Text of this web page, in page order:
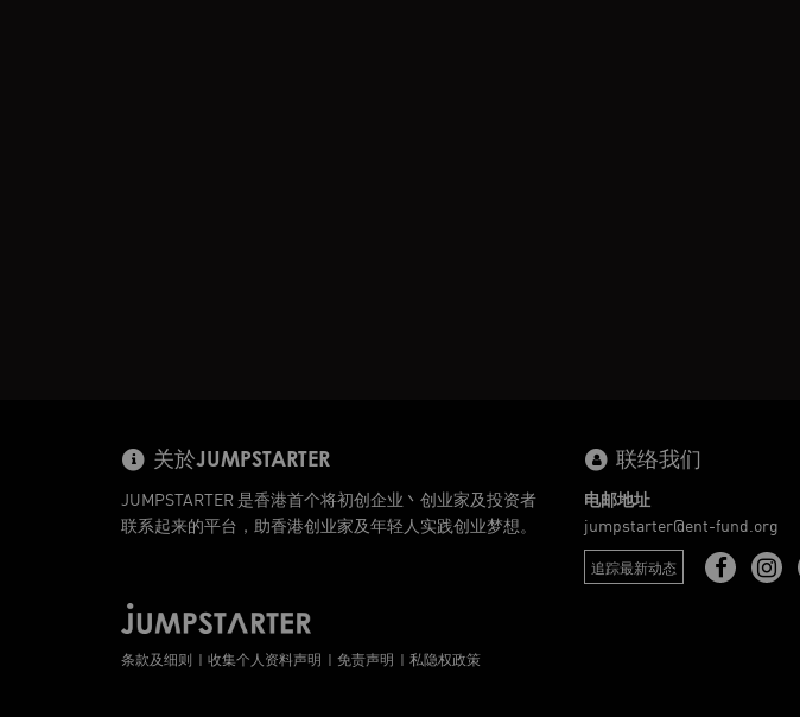
关於JUMPSTARTER
JUMPSTARTER 是香港首个将初创企业丶创业家及投资者
联系起来的平台，助香港创业家及年轻人实践创业梦想。
联络我们
电邮地址
jumpstarter@ent-fund.org
追踪最新动态
条款及细则 收集个人资料声明 免责声明 私隐权政策